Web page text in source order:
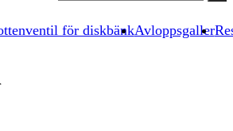
för diskbänkAvloppsgaller